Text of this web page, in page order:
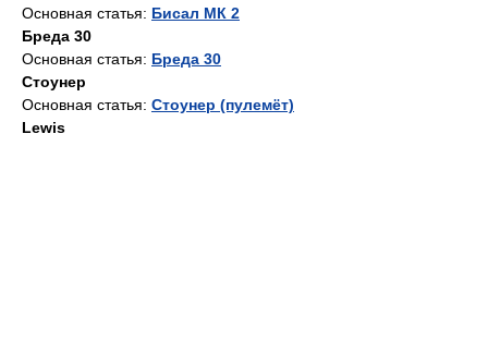
Основная статья: Бисал МК 2
Бреда 30
Основная статья: Бреда 30
Стоунер
Основная статья: Стоунер (пулемёт)
Lewis